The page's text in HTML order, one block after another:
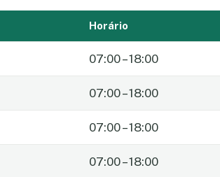
Horário
07:00 – 18:00
07:00 – 18:00
07:00 – 18:00
07:00 – 18:00